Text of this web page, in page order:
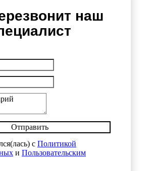
наш
Отправить
с Политикой
и Пользовательским